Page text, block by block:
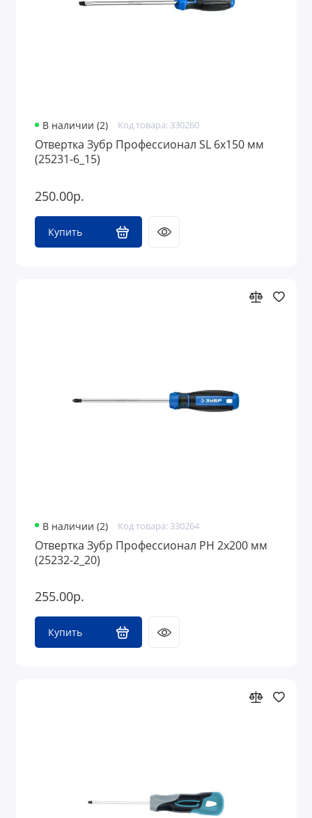
В наличии (2) Код товара: 330260
Отвертка Зубр Профессионал SL 6х150 мм
(25231-6_15)
250.00р.
Купить
В наличии (2) Код товара: 330264
Отвертка Зубр Профессионал PH 2х200 мм
(25232-2_20)
255.00р.
Купить